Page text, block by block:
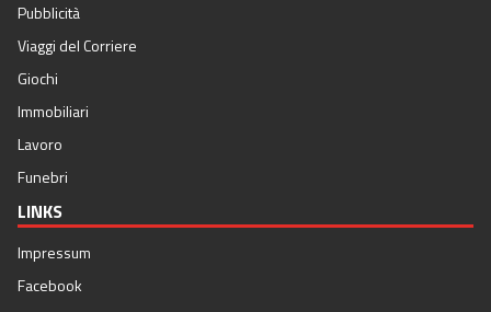
Pubblicità
Viaggi del Corriere
Giochi
Immobiliari
Lavoro
Funebri
LINKS
Impressum
Facebook